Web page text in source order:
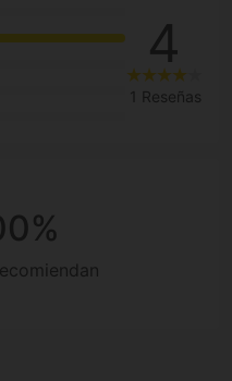
4
1 Reseñas